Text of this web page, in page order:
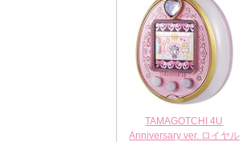
TAMAGOTCHI 4U
Anniversary ver. ロイヤル